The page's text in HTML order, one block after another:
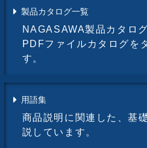
製品カタログ一覧
NAGASAWA製品カタロ
PDFファイルカタログを
す。
用語集
商品説明に関連した、基
説しています。